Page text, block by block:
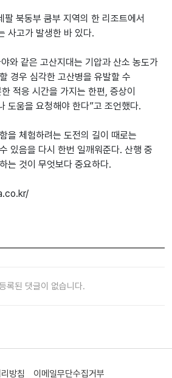
북동부 쿰부 지역의 한 리조트에서
사고가 발생한 바 있다.
와 같은 고산지대는 기압과 산소 농도가
경우 심각한 고산병을 유발할 수
적응 시간을 가지는 한편, 증상이
도움을 요청해야 한다”고 조언했다.
을 체험하려는 도전의 길이 때로는
있음을 다시 한번 일깨워준다. 산행 중
는 것이 무엇보다 중요하다.
록된 댓글이 없습니다.
방침 이메일무단수집거부